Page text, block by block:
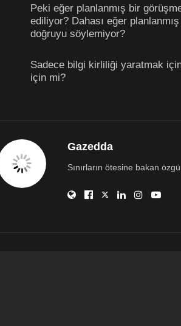
Peki eğer planlanmış bir
ediliyor? Dahası eğer
doğruyu söylemiyor?
Sadece bilgi kirliliği yaratmak
için mi?
Gazedda
Sınırların ötesine bakan